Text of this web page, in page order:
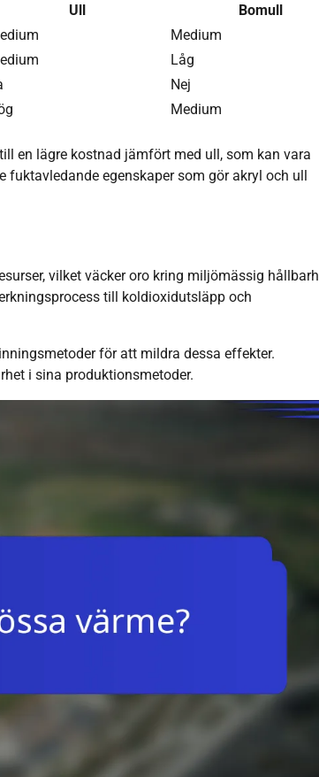
Ull
Bomull
Medium
Låg
Nej
Medium
en lägre kostnad jämfört med ull, som kan vara
fuktavledande egenskaper som gör akryl och ull
vilket väcker oro kring miljömässig
till koldioxidutsläpp och
för att mildra dessa effekter.
i sina produktionsmetoder.